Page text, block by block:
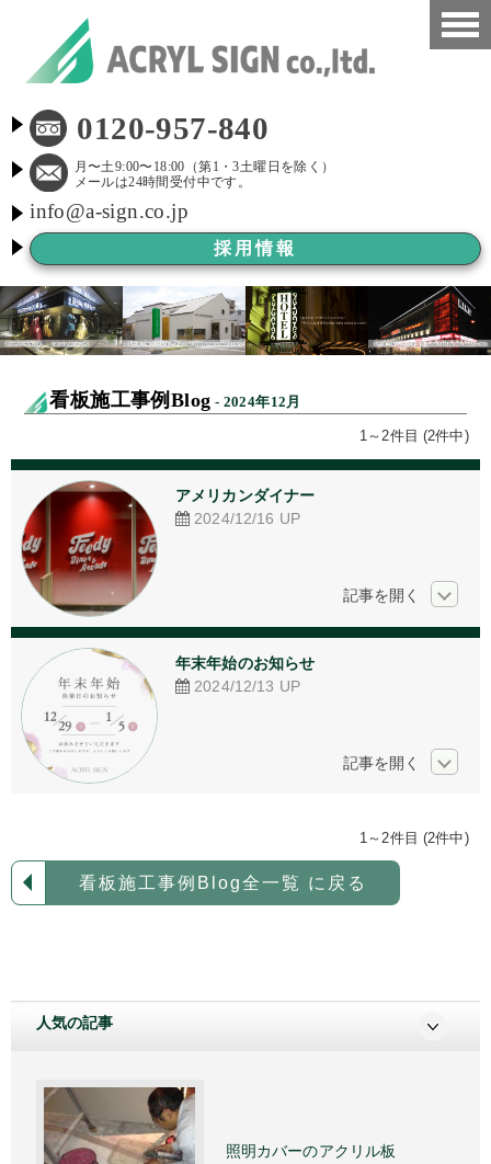
看板施工事例
会社概要
LED看板
看板施工ブログ
よくある質問
京都市新景観条例
看板Before After
アクリル加工
看板デザイン
お問い合わせ
採用情報
個人情報保護方針
0120-957-840
月〜土9:00〜18:00（第1・3土曜日を除く）
メールは24時間受付中です。
info@a-sign.co.jp
採用情報
看板施工事例Blog - 2024年12月
1～2件目 (2件中)
アメリカンダイナー
2024/12/16 UP
年末年始のお知らせ
2024/12/13 UP
1～2件目 (2件中)
看板施工事例Blog全一覧 に戻る
人気の記事
照明カバーのアクリル板